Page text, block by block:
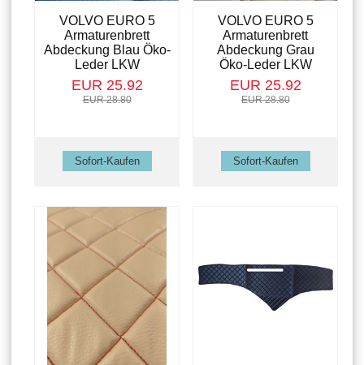
VOLVO EURO 5
Armaturenbrett
Abdeckung Blau Öko-
Leder LKW
EUR 25.92
EUR 28.80
VOLVO EURO 5
Armaturenbrett
Abdeckung Grau
Öko-Leder LKW
EUR 25.92
EUR 28.80